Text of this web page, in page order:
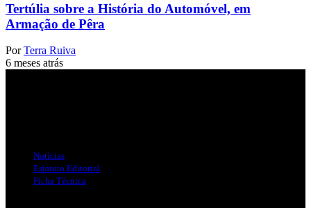
Tertúlia sobre a História do Automóvel, em
Armação de Pêra
Por Terra Ruiva
6 meses atrás
Notícias
Estatuto Editorial
Ficha Técnica